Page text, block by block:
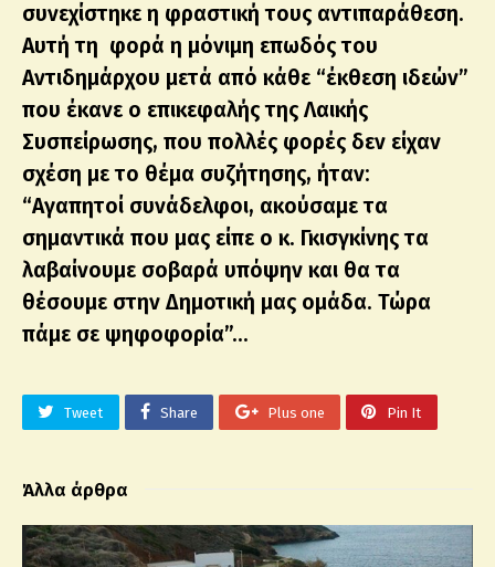
συνεχίστηκε η φραστική τους αντιπαράθεση.
Αυτή τη φορά η μόνιμη επωδός του
Αντιδημάρχου μετά από κάθε “έκθεση ιδεών”
που έκανε ο επικεφαλής της Λαικής
Συσπείρωσης, που πολλές φορές δεν είχαν
σχέση με το θέμα συζήτησης, ήταν:
“Αγαπητοί συνάδελφοι, ακούσαμε τα
σημαντικά που μας είπε ο κ. Γκισγκίνης τα
λαβαίνουμε σοβαρά υπόψην και θα τα
θέσουμε στην Δημοτική μας ομάδα. Τώρα
πάμε σε ψηφοφορία”…
Tweet Share Plus one Pin It
Άλλα άρθρα